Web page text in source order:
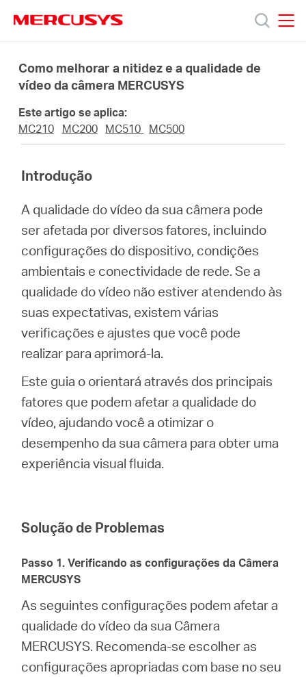
navigation
Produtos
Sobre
Brazil
Portuguese
Como melhorar a nitidez e a qualidade de
vídeo da câmera MERCUSYS
Este artigo se aplica:
MC210
MC200 MC510 MC500
Introdução
A qualidade do vídeo da sua câmera pode
ser afetada por diversos fatores, incluindo
configurações do dispositivo, condições
ambientais e conectividade de rede. Se a
qualidade do vídeo não estiver atendendo às
suas expectativas, existem várias
verificações e ajustes que você pode
realizar para aprimorá-la.
Este guia o orientará através dos principais
fatores que podem afetar a qualidade do
vídeo, ajudando você a otimizar o
desempenho da sua câmera para obter uma
experiência visual fluida.
Solução de Problemas
Passo 1. Verificando as configurações da Câmera
MERCUSYS
As seguintes configurações podem afetar a
qualidade do vídeo da sua Câmera
MERCUSYS. Recomenda-se escolher as
configurações apropriadas com base no seu